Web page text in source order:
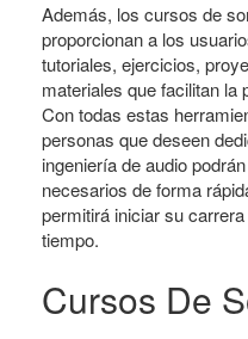
Además, los cursos de
proporcionan a los
tutoriales, ejercicios,
materiales que facilitan la
Con todas estas
personas que deseen
ingeniería de audio
necesarios de forma
permitirá iniciar su
tiempo.
Cursos De